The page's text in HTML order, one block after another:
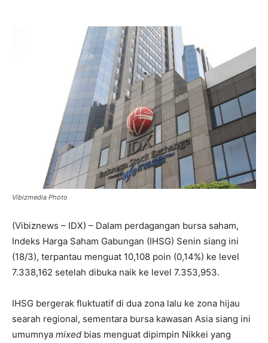
Vibizmedia Photo
(Vibiznews – IDX) – Dalam perdagangan bursa saham,
Indeks Harga Saham Gabungan (IHSG) Senin siang ini
(18/3), terpantau menguat 10,108 poin (0,14%) ke level
7.338,162 setelah dibuka naik ke level 7.353,953.
IHSG bergerak fluktuatif di dua zona lalu ke zona hijau
searah regional, sementara bursa kawasan Asia siang ini
umumnya mixed bias menguat dipimpin Nikkei yang